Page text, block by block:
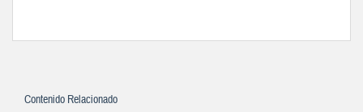
Contenido Relacionado